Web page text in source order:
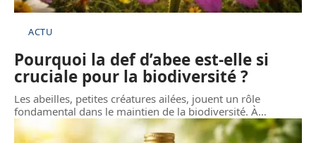
ACTU
Pourquoi la def d’abee est-elle si
cruciale pour la biodiversité ?
Les abeilles, petites créatures ailées, jouent un rôle
fondamental dans le maintien de la biodiversité. À…